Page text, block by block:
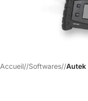
Accueil/ Softwares/ Autek